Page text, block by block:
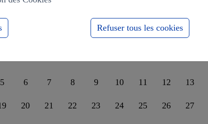
5 6 7 8 9 10 11 12 13
20 21 22 23 24 25 26 27
Refuser tous les cookies